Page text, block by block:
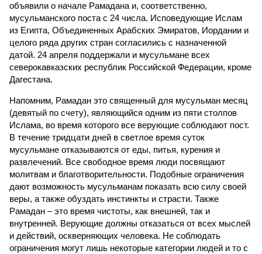
объявили о начале Рамадана и, соответственно,
мусульманского поста с 24 числа. Исповедующие Ислам
из Египта, Объединенных Арабских Эмиратов, Иордании и
целого ряда других стран согласились с назначенной
датой. 24 апреля поддержали и мусульмане всех
северокавказских республик Российской Федерации, кроме
Дагестана.
Напомним, Рамадан это священный для мусульман месяц
(девятый по счету), являющийся одним из пяти столпов
Ислама, во время которого все верующие соблюдают пост.
В течение тридцати дней в светлое время суток
мусульмане отказываются от еды, питья, курения и
развлечений. Все свободное время люди посвящают
молитвам и благотворительности. Подобные ограничения
дают возможность мусульманам показать всю силу своей
веры, а также обуздать инстинкты и страсти. Также
Рамадан – это время чистоты, как внешней, так и
внутренней. Верующие должны отказаться от всех мыслей
и действий, оскверняющих человека. Не соблюдать
ограничения могут лишь некоторые категории людей и то с